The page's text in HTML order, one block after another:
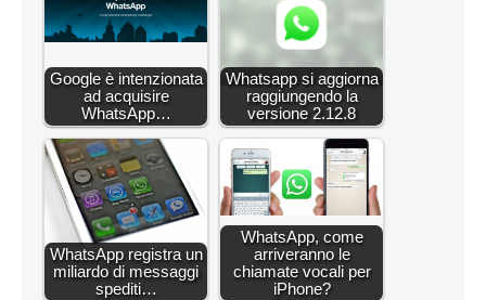
Google è intenzionata
ad acquisire
WhatsApp…
Whatsapp si aggiorna
raggiungendo la
versione 2.12.8
WhatsApp registra un
miliardo di messaggi
spediti…
WhatsApp, come
arriveranno le
chiamate vocali per
iPhone?